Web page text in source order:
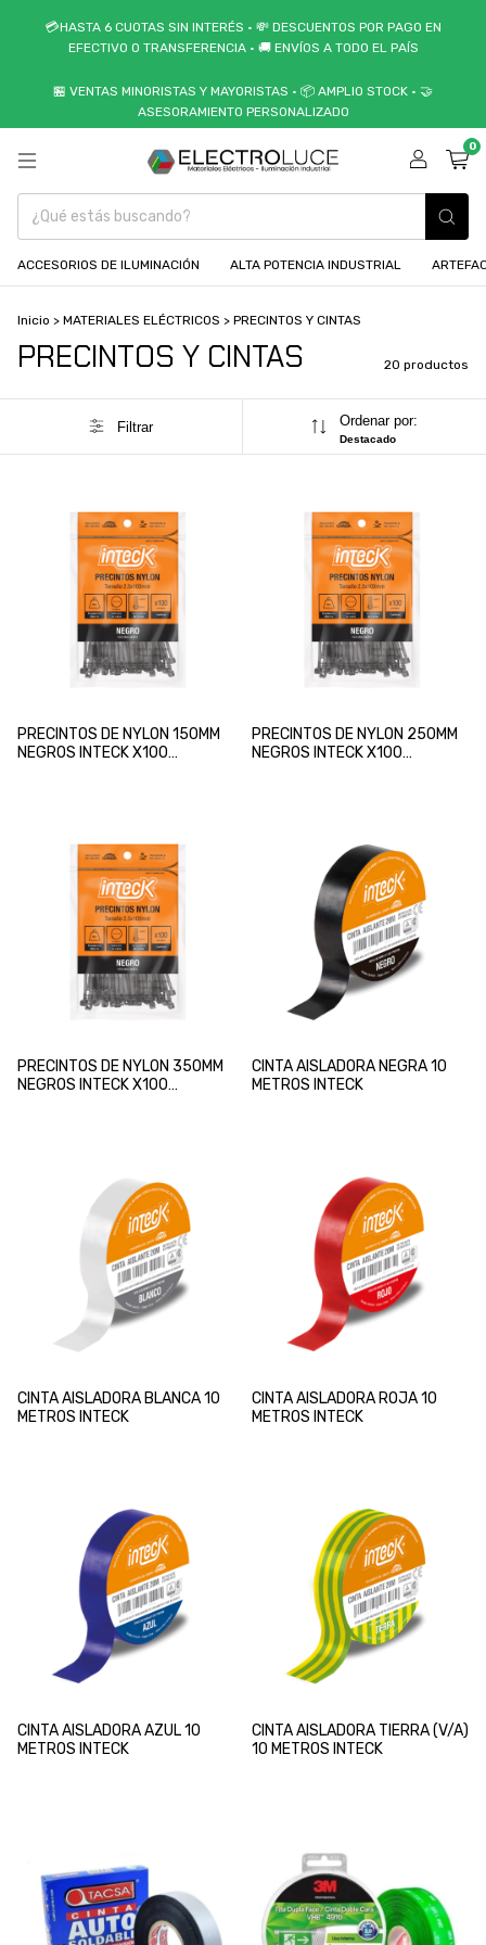
💳HASTA 6 CUOTAS SIN INTERÉS • 💸 DESCUENTOS POR PAGO EN
EFECTIVO O TRANSFERENCIA • 🚚 ENVÍOS A TODO EL PAÍS
🏪 VENTAS MINORISTAS Y MAYORISTAS • 📦 AMPLIO STOCK • 🤝
ASESORAMIENTO PERSONALIZADO
0
ACCESORIOS DE ILUMINACIÓN ALTA POTENCIA INDUSTRIAL
Inicio > MATERIALES ELÉCTRICOS > PRECINTOS Y CINTAS
PRECINTOS Y CINTAS 20 productos
Filtrar Ordenar por:
Destacado
PRECINTOS DE NYLON 150MM
NEGROS INTECK X100
PRECINTOS DE NYLON 250MM
NEGROS INTECK X100
PRECINTOS DE NYLON 350MM
NEGROS INTECK X100
CINTA AISLADORA NEGRA 10
METROS INTECK
CINTA AISLADORA BLANCA 10
METROS INTECK
CINTA AISLADORA ROJA 10
METROS INTECK
CINTA AISLADORA AZUL 10
METROS INTECK
CINTA AISLADORA TIERRA (V/A)
10 METROS INTECK